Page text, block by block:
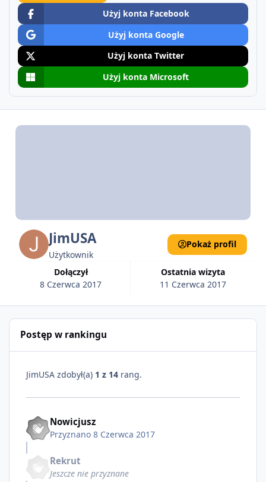
Użyj konta Facebook
Użyj konta Google
Użyj konta Twitter
Użyj konta Microsoft
JimUSA
Użytkownik
Dołączył
8 Czerwca 2017
Ostatnia wizyta
11 Czerwca 2017
Pokaż profil
Postęp w rankingu
JimUSA zdobył(a) 1 z 14 rang.
Nowicjusz
Przyznano 8 Czerwca 2017
Rekrut
Jeszcze nie przyznane